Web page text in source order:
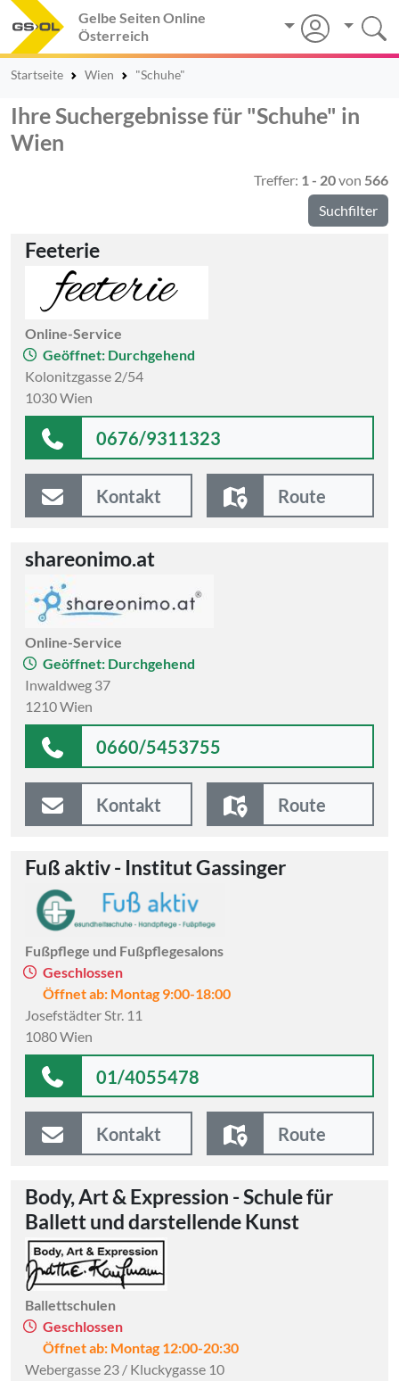
Gelbe Seiten Online
Österreich
Startseite Wien "Schuhe"
Ihre Suchergebnisse für "Schuhe" in
Wien
Treffer: 1 - 20von 566
Suchfilter
Feeterie
Online-Service
Geöffnet: Durchgehend
Kolonitzgasse 2/54
1030 Wien
0676/9311323
Kontakt Route
shareonimo.at
Online-Service
Geöffnet: Durchgehend
Inwaldweg 37
1210 Wien
0660/5453755
Kontakt Route
Fuß aktiv - Institut Gassinger
Fußpflege und Fußpflegesalons
Geschlossen
Öffnet ab: Montag 9:00-18:00
Josefstädter Str. 11
1080 Wien
01/4055478
Kontakt Route
Body, Art & Expression - Schule für
Ballett und darstellende Kunst
Ballettschulen
Geschlossen
Öffnet ab: Montag 12:00-20:30
Webergasse 23 / Kluckygasse 10